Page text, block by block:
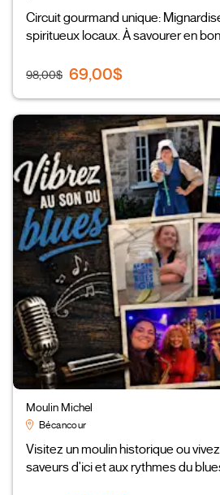
Circuit gourmand unique:
spiritueux locaux. À savourer en
98,00$ 69,00$
Moulin Michel
Bécancour
Visitez un moulin historique ou
saveurs d'ici et aux rythmes du